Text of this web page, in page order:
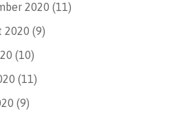
2020 (11)
2020 (9)
(10)
(11)
(9)